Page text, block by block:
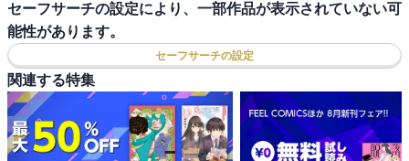
セーフサーチの設定により、一部作品が表示されていない可
能性があります。
セーフサーチの設定
関連する特集